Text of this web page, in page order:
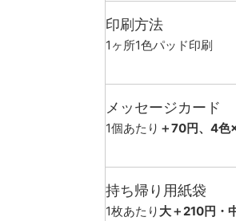
印刷方法
1ヶ所1色パッド印刷
メッセージカード
1個あたり ＋70円、4色
持ち帰り用紙袋
1枚あたり 大＋210円・